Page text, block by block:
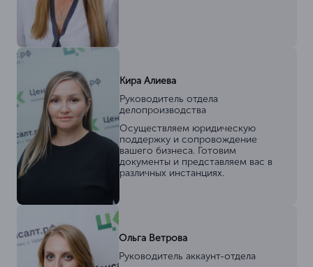
Кира Алиева
Руководитель отдела
делопроизводства
Осуществляем юридическую
поддержку и сопровождение
вашего бизнеса. Готовим
документы и представляем вас в
различных инстанциях.
Ольга Ветрова
Руководитель аккаунт-отдела